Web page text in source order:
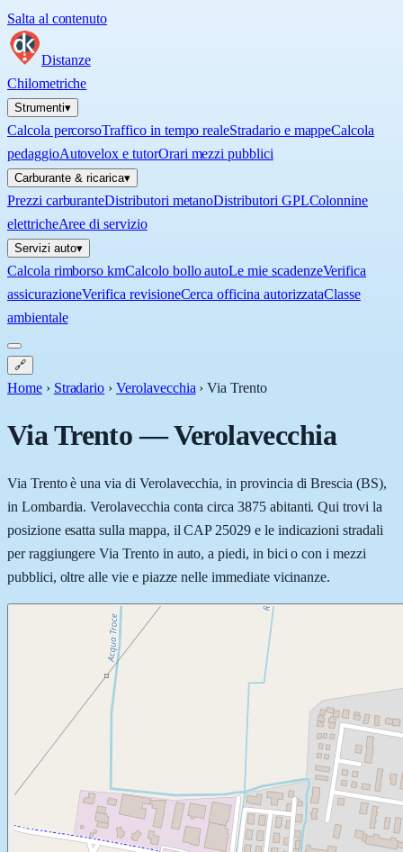
Salta al contenuto
Distanze
Chilometriche
Strumenti▾
Calcola percorsoTraffico in tempo realeStradario e mappeCalcola
pedaggioAutovelox e tutorOrari mezzi pubblici
Carburante & ricarica▾
Prezzi carburanteDistributori metanoDistributori GPLColonnine
elettricheAree di servizio
Servizi auto▾
Calcola rimborso kmCalcolo bollo autoLe mie scadenzeVerifica
assicurazioneVerifica revisioneCerca officina autorizzataClasse
ambientale
🔗
Home › Stradario › Verolavecchia ›Via Trento
Via Trento—Verolavecchia
Via Trento è una via di Verolavecchia, in provincia di Brescia (BS),
in Lombardia. Verolavecchia conta circa 3875 abitanti. Qui trovi la
posizione esatta sulla mappa, il CAP 25029 e le indicazioni stradali
per raggiungere Via Trento in auto, a piedi, in bici o con i mezzi
pubblici, oltre alle vie e piazze nelle immediate vicinanze.